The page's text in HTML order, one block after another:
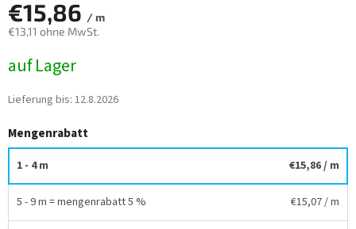
€15,86 / m
€13,11 ohne MwSt.
auf Lager
Lieferung bis: 12.8.2026
Mengenrabatt
1 - 4 m €15,86/ m
5 - 9 m = mengenrabatt 5 % €15,07/ m